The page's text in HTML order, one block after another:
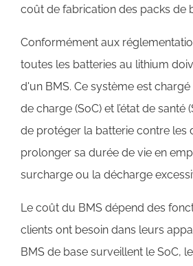
coût de fabrication des packs de
Conformément aux
toutes les batteries au lithium
d'un BMS. Ce système est chargé
de charge (SoC) et l’état de santé
de protéger la batterie contre les
prolonger sa durée de vie en
surcharge ou la décharge
Le coût du BMS dépend des
clients ont besoin dans leurs
BMS de base surveillent le SoC,